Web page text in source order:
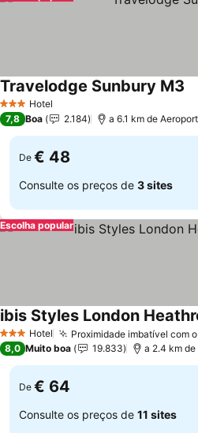
3 EstrelasHotel
Travelodge Sunbury M3
7,8 Boa 2.184 a 6.1 km de
De € 48
Consulte os preços de 3 sites
Escolha popular
3 EstrelasHotel Proximidade imbatível com
ibis Styles London
8,0 Muito boa 19.833 a 2.4 km
De € 64
Consulte os preços de 11 sites